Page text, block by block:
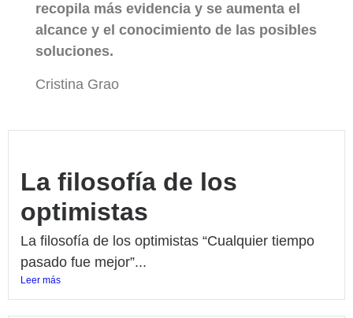
recopila más evidencia y se aumenta el
alcance y el conocimiento de las posibles
soluciones.
Cristina Grao
La filosofía de los
optimistas
La filosofía de los optimistas “Cualquier tiempo
pasado fue mejor”...
Leer más